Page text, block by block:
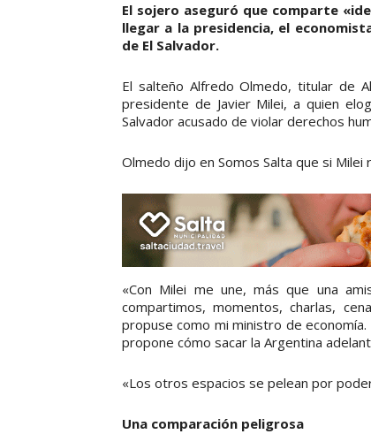
El sojero aseguró que comparte
llegar a la presidencia, el
de El Salvador.
El salteño Alfredo Olmedo, titular de
presidente de Javier Milei, a quien
Salvador acusado de violar derechos
Olmedo dijo en Somos Salta que si
«Con Milei me une, más que una
compartimos, momentos, charlas,
propuse como mi ministro de
propone cómo sacar la Argentina
«Los otros espacios se pelean por
Una comparación peligrosa